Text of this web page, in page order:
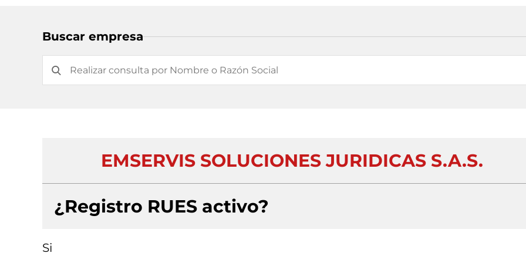
Buscar empresa
EMSERVIS SOLUCIONES JURIDICAS S.A.S.
¿Registro RUES activo?
Si